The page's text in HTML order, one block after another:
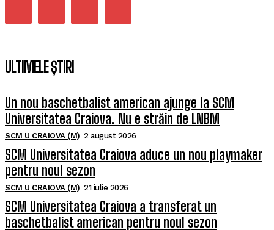
ULTIMELE ȘTIRI
Un nou baschetbalist american ajunge la SCM
Universitatea Craiova. Nu e străin de LNBM
SCM U CRAIOVA (M) 2 august 2026
SCM Universitatea Craiova aduce un nou playmaker
pentru noul sezon
SCM U CRAIOVA (M) 21 iulie 2026
SCM Universitatea Craiova a transferat un
baschetbalist american pentru noul sezon